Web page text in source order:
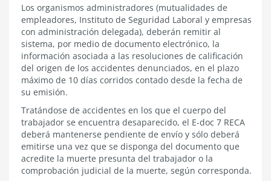
Plazo
de
remisión
de
la
RECA
al
sistema
Los organismos administradores (mutualidades de
empleadores, Instituto de Seguridad Laboral y empresas
con administración delegada), deberán remitir al
sistema, por medio de documento electrónico, la
información asociada a las resoluciones de calificación
del origen de los accidentes denunciados, en el plazo
máximo de 10 días corridos contado desde la fecha de
su emisión.
Tratándose de accidentes en los que el cuerpo del
trabajador se encuentra desaparecido, el E-doc 7 RECA
deberá mantenerse pendiente de envío y sólo deberá
emitirse una vez que se disponga del documento que
acredite la muerte presunta del trabajador o la
comprobación judicial de la muerte, según corresponda.